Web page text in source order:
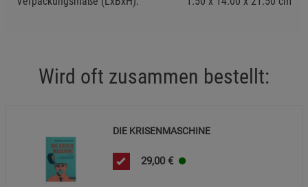
Wird oft zusammen bestellt:
DIE KRISENMASCHINE
29,00 €
Cookie-Informationen anzeigen
Marketing Cookies (3)
Beschreibung Marketing Cookies
Cookie-Informationen anzeigen